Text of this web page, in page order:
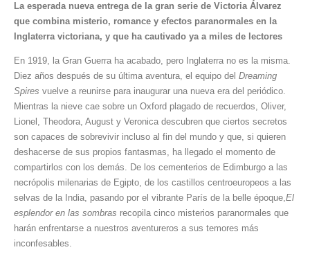
La esperada nueva entrega de la gran serie de Victoria Álvarez
que combina misterio, romance y efectos paranormales en la
Inglaterra victoriana, y que ha cautivado ya a miles de lectores
En 1919, la Gran Guerra ha acabado, pero Inglaterra no es la misma.
Diez años después de su última aventura, el equipo del Dreaming
Spires vuelve a reunirse para inaugurar una nueva era del periódico.
Mientras la nieve cae sobre un Oxford plagado de recuerdos, Oliver,
Lionel, Theodora, August y Veronica descubren que ciertos secretos
son capaces de sobrevivir incluso al fin del mundo y que, si quieren
deshacerse de sus propios fantasmas, ha llegado el momento de
compartirlos con los demás. De los cementerios de Edimburgo a las
necrópolis milenarias de Egipto, de los castillos centroeuropeos a las
selvas de la India, pasando por el vibrante París de la belle époque,El
esplendor en las sombras recopila cinco misterios paranormales que
harán enfrentarse a nuestros aventureros a sus temores más
inconfesables.